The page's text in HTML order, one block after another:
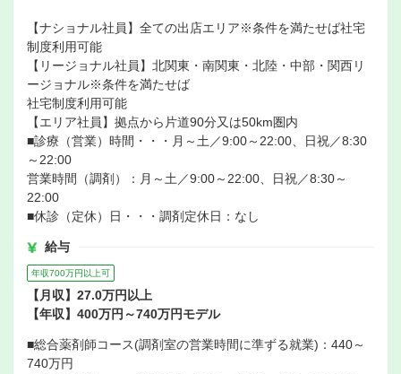
【ナショナル社員】全ての出店エリア※条件を満たせば社宅
制度利用可能
【リージョナル社員】北関東・南関東・北陸・中部・関西リ
ージョナル※条件を満たせば
社宅制度利用可能
【エリア社員】拠点から片道90分又は50km圏内
■診療（営業）時間・・・月～土／9:00～22:00、日祝／8:30
～22:00
営業時間（調剤）：月～土／9:00～22:00、日祝／8:30～
22:00
■休診（定休）日・・・調剤定休日：なし
給与
年収700万円以上可
【月収】27.0万円以上
【年収】400万円～740万円モデル
■総合薬剤師コース(調剤室の営業時間に準ずる就業)：440～
740万円